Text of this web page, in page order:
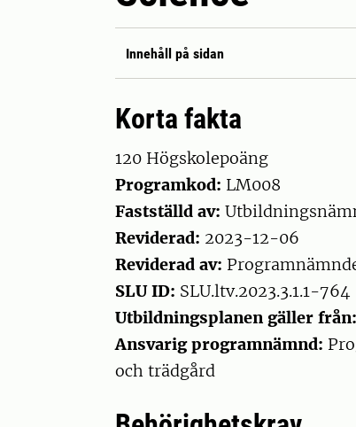
Innehåll på sidan
Korta fakta
120 Högskolepoäng
Programkod: LM008
Fastställd av:
Reviderad: 2023-12-06
Reviderad av:
SLU ID: SLU.ltv.2023.3.1.1-764
Utbildningsplanen gäller från:
Ansvarig programnämnd:
och trädgård